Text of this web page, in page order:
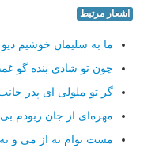
اشعار مرتبط
ما به سلیمان خوشیم
چون تو شادی بنده گو
گر تو ملولی ای پدر جانب
مهره‌ای از جان ربودم
مست توام نه از می و نه